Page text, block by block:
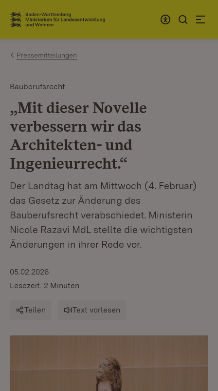
Zum Inhalt springen
Link zur Startseite
Pressemitteilungen
Bauberufsrecht
„Mit dieser Novelle
verbessern wir das
Architekten- und
Ingenieurrecht.“
Der Landtag hat am Mittwoch (4. Februar)
das Gesetz zur Änderung des
Bauberufsrecht verabschiedet. Ministerin
Nicole Razavi MdL stellte die wichtigsten
Änderungen in ihrer Rede vor.
05.02.2026
Lesezeit: 2 Minuten
Teilen Text vorlesen